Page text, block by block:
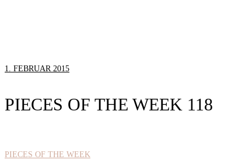
1. FEBRUAR 2015
PIECES OF THE WEEK 118
PIECES OF THE WEEK